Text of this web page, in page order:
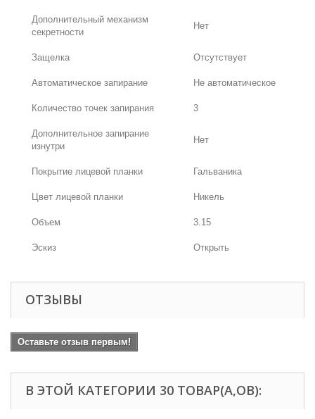
Дополнительный механизм
секретности
Нет
Защелка Отсутствует
Автоматическое запирание Не автоматическое
Количество точек запирания 3
Дополнительное запирание
изнутри
Нет
Покрытие лицевой планки Гальваника
Цвет лицевой планки Никель
Объем 3.15
Эскиз Открыть
ОТЗЫВЫ
Оставьте отзыв первым!
В ЭТОЙ КАТЕГОРИИ 30 ТОВАР(А,ОВ):